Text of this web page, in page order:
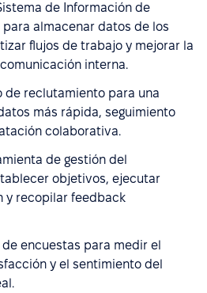
de Información de
para almacenar datos de los
flujos de trabajo y mejorar la
interna.
de reclutamiento para una
más rápida, seguimiento
colaborativa.
de gestión del
objetivos, ejecutar
y recopilar feedback
de encuestas para medir el
y el sentimiento del